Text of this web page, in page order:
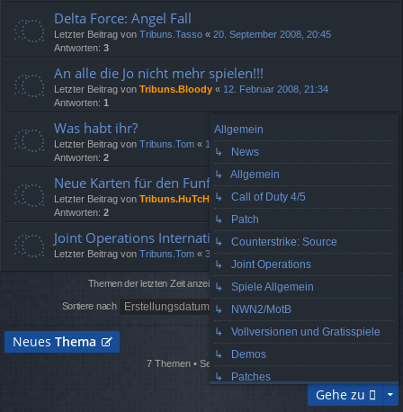
Delta Force: Angel Fall
Letzter Beitrag von Tribuns.Tasso « 20. September 2008, 20:45
Antworten: 3
An alle die Jo nicht mehr spielen!!!
Letzter Beitrag von Tribuns.Bloody « 12. Februar 2008, 21:34
Antworten: 1
Was habt ihr?
Letzter Beitrag von Tribuns.Tom « 13. Mai 2007, 16:34
Antworten: 2
Neue Karten für den Funfaktor
Letzter Beitrag von Tribuns.HuTcH «4. Mai 2007, 15:41
Antworten: 2
Joint Operations International Conflict v4
Letzter Beitrag von Tribuns.Tom « 3. April 2007, 11:42
Themen der letzten Zeit anzeigen:
Sortiere nach
Neues Thema
7 Themen • Seite1von1
Gehe zu
Allgemein
↳ News
↳ Allgemein
↳ Call of Duty 4/5
↳ Patch
↳ Counterstrike: Source
↳ Joint Operations
↳ Spiele Allgemein
↳ NWN2/MotB
↳ Vollversionen und Gratisspiele
↳ Demos
↳ Patches